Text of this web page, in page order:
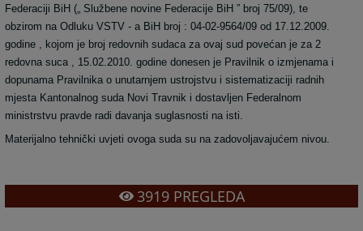
Federaciji BiH („ Službene novine Federacije BiH ” broj 75/09), te
obzirom na Odluku VSTV - a BiH broj : 04-02-9564/09 od 17.12.2009.
godine , kojom je broj redovnih sudaca za ovaj sud povećan je za 2
redovna suca , 15.02.2010. godine donesen je Pravilnik o izmjenama i
dopunama Pravilnika o unutarnjem ustrojstvu i sistematizaciji radnih
mjesta Kantonalnog suda Novi Travnik i dostavljen Federalnom
ministrstvu pravde radi davanja suglasnosti na isti.
Materijalno tehnički uvjeti ovoga suda su na zadovoljavajućem nivou.
3919PREGLEDA